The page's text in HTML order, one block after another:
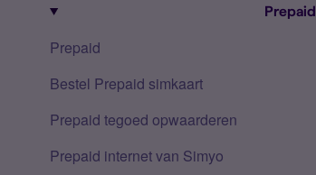
Prepaid
Prepaid
Bestel Prepaid simkaart
Prepaid tegoed opwaarderen
Prepaid internet van Simyo